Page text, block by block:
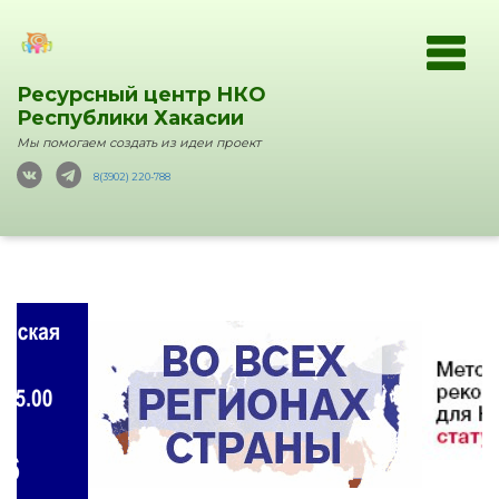
Ресурсный центр НКО
Республики Хакасии
Мы помогаем создать из идеи проект
8(3902) 220-788